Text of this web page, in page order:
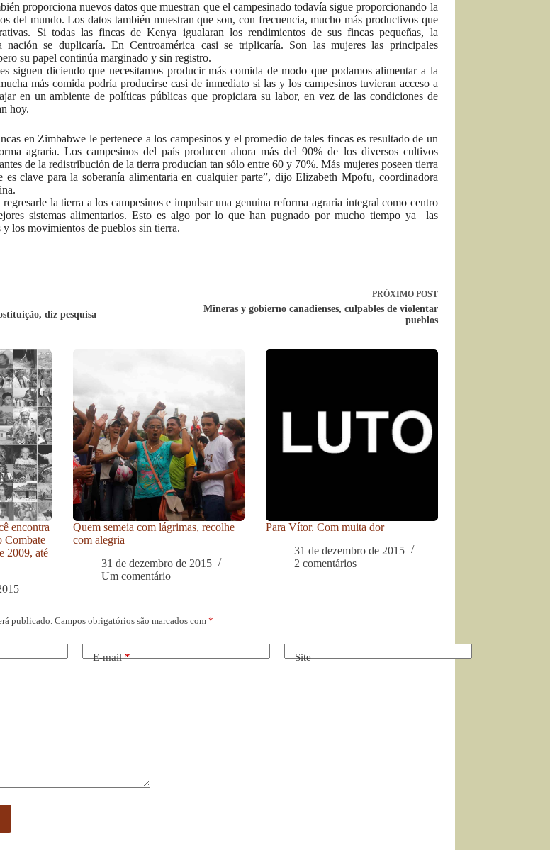
proporciona nuevos datos que muestran que el campesinado todavía sigue proporcionando la
del mundo. Los datos también muestran que son, con frecuencia, mucho más productivos que
Si todas las fincas de Kenya igualaran los rendimientos de sus fincas pequeñas, la
nación se duplicaría. En Centroamérica casi se triplicaría. Son las mujeres las principales
su papel continúa marginado y sin registro.
siguen diciendo que necesitamos producir más comida de modo que podamos alimentar a la
más comida podría producirse casi de inmediato si las y los campesinos tuvieran acceso a
en un ambiente de políticas públicas que propiciara su labor, en vez de las condiciones de
hoy.
en Zimbabwe le pertenece a los campesinos y el promedio de tales fincas es resultado de un
agraria. Los campesinos del país producen ahora más del 90% de los diversos cultivos
de la redistribución de la tierra producían tan sólo entre 60 y 70%. Más mujeres poseen tierra
clave para la soberanía alimentaria en cualquier parte”, dijo Elizabeth Mpofu, coordinadora
regresarle la tierra a los campesinos e impulsar una genuina reforma agraria integral como centro
sistemas alimentarios. Esto es algo por lo que han pugnado por mucho tiempo ya las
y los movimientos de pueblos sin tierra.
diz pesquisa
PRÓXIMO POST
Mineras y gobierno canadienses, culpables de violentar
pueblos
encontra
Combate
2009, até
Quem semeia com lágrimas, recolhe
com alegria
31 de dezembro de 2015
Um comentário
Para Vítor. Com muita dor
31 de dezembro de 2015
2 comentários
publicado. Campos obrigatórios são marcados com *
E-mail* Site